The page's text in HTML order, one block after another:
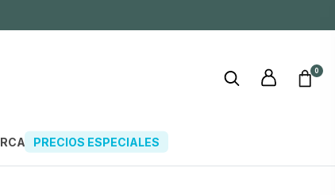
0
PRECIOS ESPECIALES